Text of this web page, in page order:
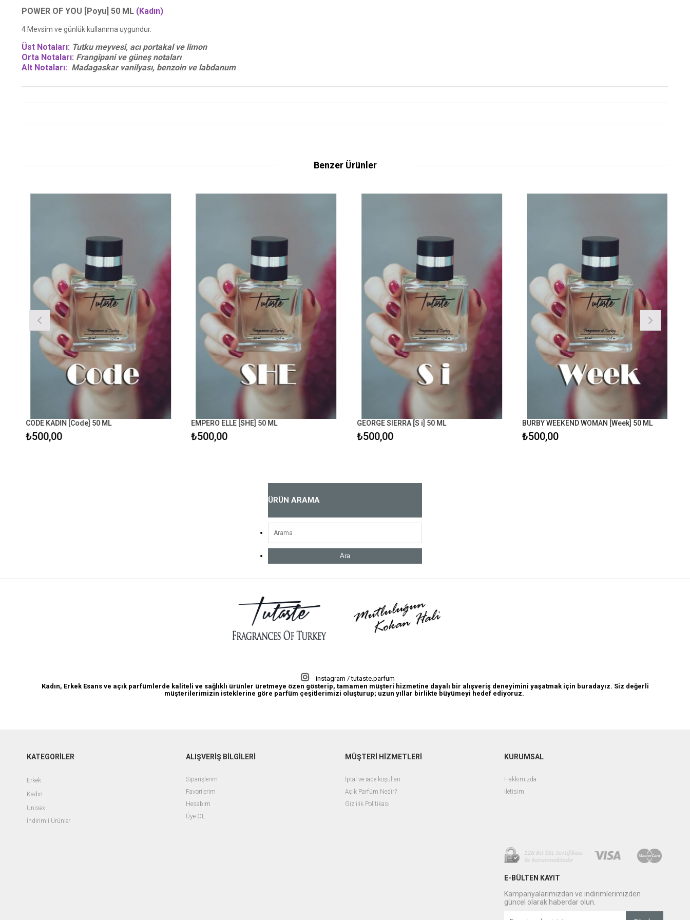
POWER OF YOU [Poyu] 50 ML (Kadın)
4 Mevsim ve günlük kullanıma uygundur.
Üst Notaları: Tutku meyvesi, acı portakal ve limon
Orta Notaları: Frangipani ve güneş notaları
Alt Notaları: Madagaskar vanilyası, benzoin ve labdanum
Benzer Ürünler
CODE KADIN [Code] 50 ML
₺500,00
EMPERO ELLE [SHE] 50 ML
₺500,00
GEORGE SIERRA [S i] 50 ML
₺500,00
BURBY WEEKEND WOMAN [Week] 50 ML
₺500,00
ÜRÜN ARAMA
Ara
instagram / tutaste.parfum
Kadın, Erkek Esans ve açık parfümlerde kaliteli ve sağlıklı ürünler üretmeye özen gösterip, tamamen müşteri hizmetine dayalı bir alışveriş deneyimini yaşatmak için buradayız. Siz değerli
müşterilerimizin isteklerine göre parfüm çeşitlerimizi oluşturup; uzun yıllar birlikte büyümeyi hedef ediyoruz.
KATEGORİLER
Erkek
Kadın
Unisex
İndirimli Ürünler
ALIŞVERİŞ BİLGİLERİ
Siparişlerim
Favorilerim
Hesabım
Üye OL
MÜŞTERİ HİZMETLERİ
İptal ve iade koşulları
Açık Parfüm Nedir?
Gizlilik Politikası
KURUMSAL
Hakkımızda
iletisim
E-BÜLTEN KAYIT
Kampanyalarımızdan ve indirimlerimizden
güncel olarak haberdar olun.